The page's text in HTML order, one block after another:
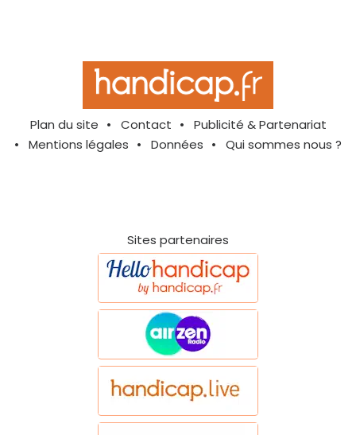
Plan du site Contact
Publicité & Partenariat
Mentions légales
Données Qui sommes nous ?
Sites partenaires